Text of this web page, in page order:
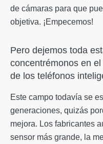
de cámaras para que
objetiva. ¡Empecemos!
Pero dejemos toda
concentrémonos en
de los teléfonos
Este campo todavía se
generaciones, quizás
mejora. Los fabricantes
sensor más grande, la